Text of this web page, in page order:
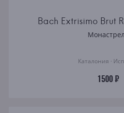
Bach Extrisimo Brut
Каталония ·
1500 ₽